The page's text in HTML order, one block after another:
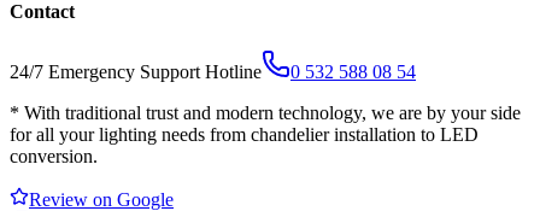
Contact
24/7 Emergency Support Hotline
0 532 588 08 54
* With traditional trust and modern technology, we are by your side
for all your lighting needs from chandelier installation to LED
conversion.
Review on Google